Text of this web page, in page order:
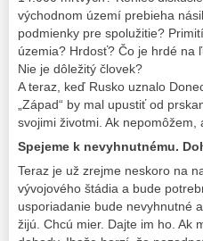
východnom území prebieha
podmienky pre spolužitie?
územia? Hrdosť? Čo je hrdé na
Nie je dôležitý človek?
A teraz, keď Rusko uznalo
„Západ“ by mal upustiť od
svojimi životmi. Ak nepomôžem,
Spejeme k nevyhnutnému.
Teraz je už zrejme neskoro na
vývojového štádia a bude
usporiadanie bude nevyhnutné
žijú. Chcú mier. Dajte im ho. Ak